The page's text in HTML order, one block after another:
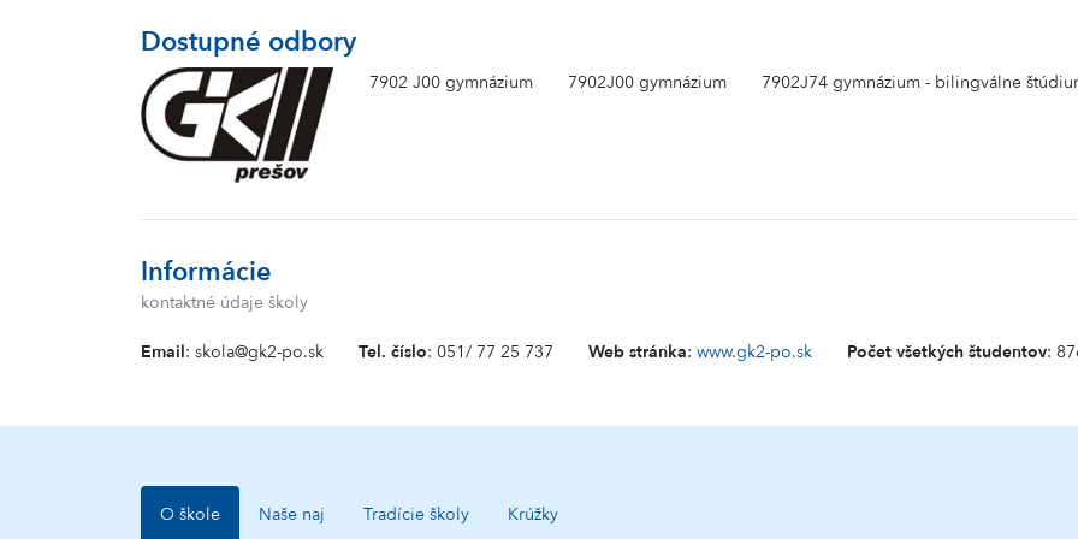
Dostupné odbory
7902 J00 gymnázium 7902J00 gymnázium 7902J74 gymnázium - bilingválne
Informácie
kontaktné údaje školy
Email: skola@gk2-po.sk Tel. číslo: 051/ 77 25 737 Web stránka: www.gk2-po.sk Počet všetkých študentov:
O škole Naše naj Tradície školy Krúžky